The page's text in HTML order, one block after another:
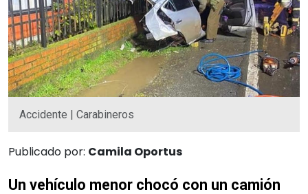
Accidente | Carabineros
Publicado por: Camila Oportus
Un vehículo menor chocó con un camión